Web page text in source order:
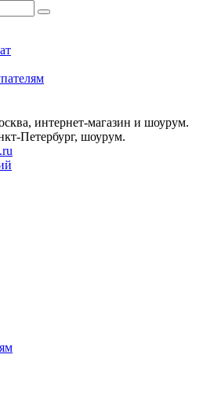
интернет-магазин и шоурум.
Петербург, шоурум.